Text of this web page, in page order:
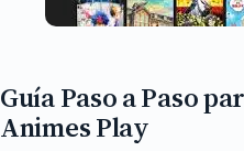
Guía Paso a Paso
Animes Play